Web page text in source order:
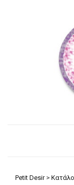
Petit Desir>